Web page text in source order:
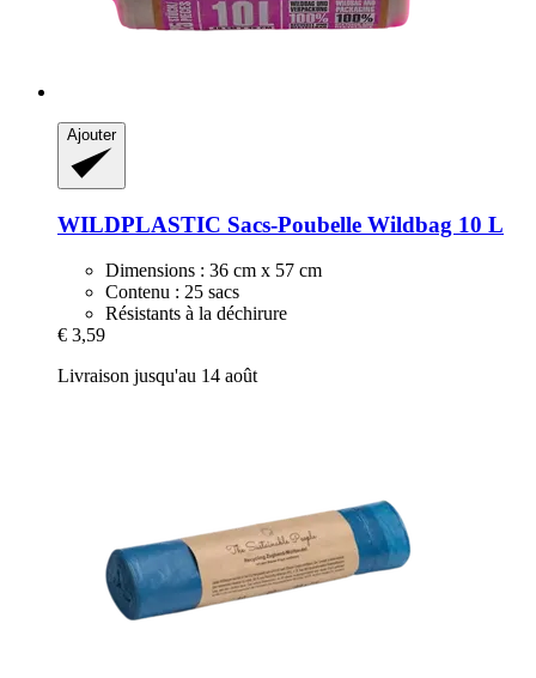
Ajouter
WILDPLASTIC Sacs-​Poubelle Wildbag 10 L
Dimensions : 36 cm x 57 cm
Contenu : 25 sacs
Résistants à la déchirure
€ 3,59
Livraison jusqu'au 14 août